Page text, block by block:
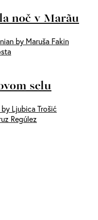
noč v Marãu
by Maruša Fakin
selu
Ljubica Trošić
Regúlez